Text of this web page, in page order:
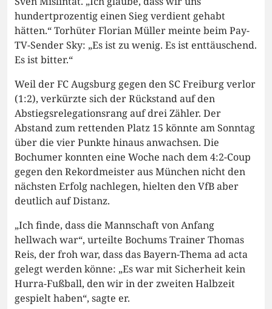
hundertprozentig einen Sieg verdient gehabt
hätten.“ Torhüter Florian Müller meinte beim Pay-
TV-Sender Sky: „Es ist zu wenig. Es ist enttäuschend.
Es ist bitter.“
Weil der FC Augsburg gegen den SC Freiburg verlor
(1:2), verkürzte sich der Rückstand auf den
Abstiegsrelegationsrang auf drei Zähler. Der
Abstand zum rettenden Platz 15 könnte am Sonntag
über die vier Punkte hinaus anwachsen. Die
Bochumer konnten eine Woche nach dem 4:2-Coup
gegen den Rekordmeister aus München nicht den
nächsten Erfolg nachlegen, hielten den VfB aber
deutlich auf Distanz.
„Ich finde, dass die Mannschaft von Anfang
hellwach war“, urteilte Bochums Trainer Thomas
Reis, der froh war, dass das Bayern-Thema ad acta
gelegt werden könne: „Es war mit Sicherheit kein
Hurra-Fußball, den wir in der zweiten Halbzeit
gespielt haben“, sagte er.